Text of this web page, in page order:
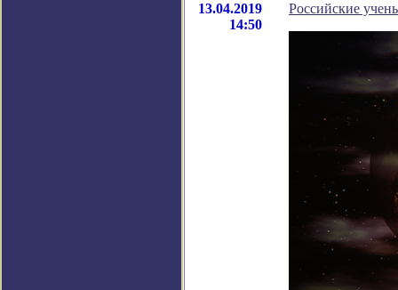
13.04.2019
14:50
Российские